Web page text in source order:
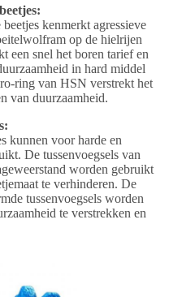
kenmerkt agressieve
op de hielrijen
een snel het boren tarief en
in hard middel
ring van HSN verstrekt het
van duurzaamheid.
kunnen voor harde en
De tussenvoegsels van
worden gebruikt
te verhinderen. De
tussenvoegsels worden
te verstrekken en